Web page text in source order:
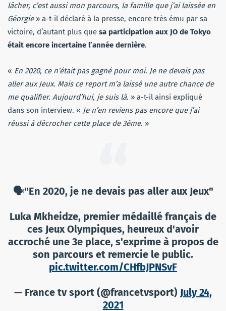
lâcher, c’est aussi mon parcours, la famille que j’ai laissée en
Géorgie» a-t-il déclaré à la presse, encore très ému par sa
victoire, d’autant plus que sa participation aux JO de Tokyo
était encore incertaine l’année dernière.
« En 2020, ce n’était pas gagné pour moi. Je ne devais pas
aller aux Jeux. Mais ce report m’a laissé une autre chance de
me qualifier. Aujourd’hui, je suis là. » a-t-il ainsi expliqué
dans son interview. « Je n’en reviens pas encore que j’ai
réussi à décrocher cette place de 3ème. »
🗣"En 2020, je ne devais pas aller aux Jeux"
Luka Mkheidze, premier médaillé français de
ces Jeux Olympiques, heureux d'avoir
accroché une 3e place, s'exprime à propos de
son parcours et remercie le public.
pic.twitter.com/CHfbJPNSvF
— France tv sport (@francetvsport) July 24,
2021